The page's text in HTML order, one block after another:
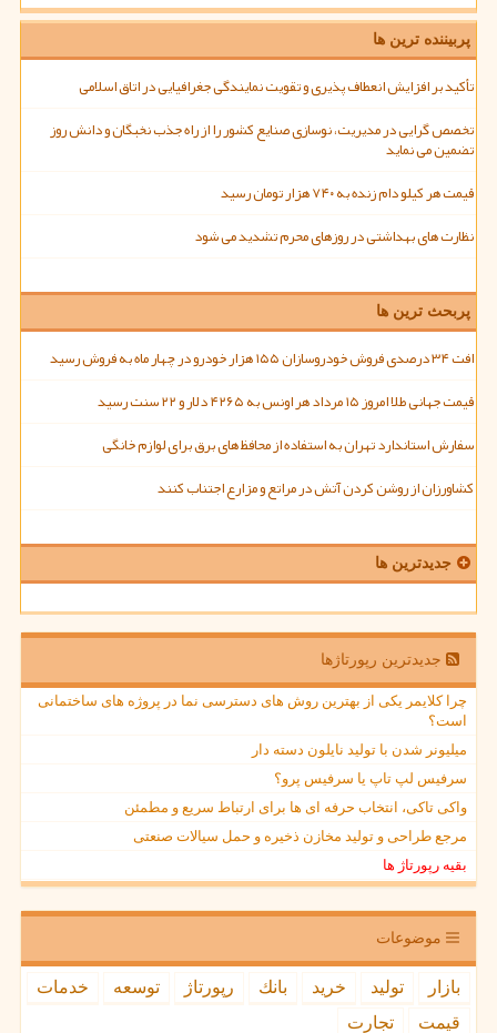
پربیننده ترین ها
تأکید بر افزایش انعطاف پذیری و تقویت نمایندگی جغرافیایی در اتاق اسلامی
تخصص گرایی در مدیریت، نوسازی صنایع کشور را از راه جذب نخبگان و دانش روز
تضمین می نماید
قیمت هر کیلو دام زنده به ۷۴۰ هزار تومان رسید
نظارت های بهداشتی در روزهای محرم تشدید می شود
پربحث ترین ها
افت ۳۴ درصدی فروش خودروسازان ۱۵۵ هزار خودرو در چهار ماه به فروش رسید
قیمت جهانی طلا امروز ۱۵ مرداد هر اونس به ۴۲۶۵ دلار و ۲۲ سنت رسید
سفارش استاندارد تهران به استفاده از محافظ های برق برای لوازم خانگی
کشاورزان از روشن کردن آتش در مراتع و مزارع اجتناب کنند
جدیدترین ها
جدیدترین رپورتاژها
چرا کلایمر یکی از بهترین روش های دسترسی نما در پروژه های ساختمانی
است؟
میلیونر شدن با تولید نایلون دسته دار
سرفیس لپ تاپ یا سرفیس پرو؟
واکی تاکی، انتخاب حرفه ای ها برای ارتباط سریع و مطمئن
مرجع طراحی و تولید مخازن ذخیره و حمل سیالات صنعتی
بقیه رپورتاژ ها
موضوعات
بازار تولید خرید بانك رپورتاژ توسعه
خدمات
قیمت
تجارت